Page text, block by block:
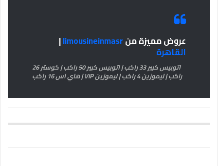
عروض مميزة منlimousineinmasr
|
القاهرة
اتوبيس كبير 33 راكب | اتوبيس كبير 50 راكب | كوستر 26
راكب | ليموزين 4 راكب | ليموزين VIP | هاي اس 16 راكب